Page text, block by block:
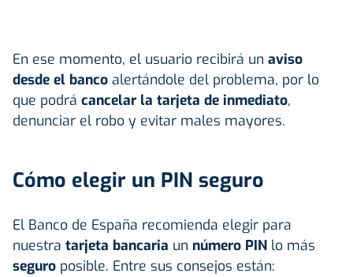
En ese momento, el usuario recibirá un aviso
desde el banco alertándole del problema, por lo
que podrá cancelar la tarjeta de inmediato,
denunciar el robo y evitar males mayores.
Cómo elegir un PIN seguro
El Banco de España recomienda elegir para
nuestra tarjeta bancaria un número PIN lo más
seguro posible. Entre sus consejos están: